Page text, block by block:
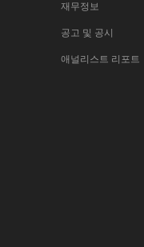
재무정보
공고 및 공시
애널리스트 리포트